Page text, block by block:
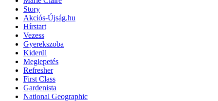
Story
Akciós-Újság.hu
Hírstart
Vezess
Gyerekszoba
Kiderül
Meglepetés
Refresher
First Class
Gardenista
National Geographic